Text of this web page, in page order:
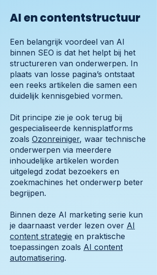
AI en contentstructuur
Een belangrijk voordeel van AI
binnen SEO is dat het helpt bij het
structureren van onderwerpen. In
plaats van losse pagina’s ontstaat
een reeks artikelen die samen een
duidelijk kennisgebied vormen.
Dit principe zie je ook terug bij
gespecialiseerde kennisplatforms
zoals Ozonreiniger, waar technische
onderwerpen via meerdere
inhoudelijke artikelen worden
uitgelegd zodat bezoekers en
zoekmachines het onderwerp beter
begrijpen.
Binnen deze AI marketing serie kun
je daarnaast verder lezen over AI
content strategie en praktische
toepassingen zoals AI content
automatisering.